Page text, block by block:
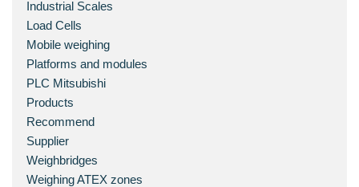
Industrial Scales
Load Cells
Mobile weighing
Platforms and modules
PLC Mitsubishi
Products
Recommend
Supplier
Weighbridges
Weighing ATEX zones